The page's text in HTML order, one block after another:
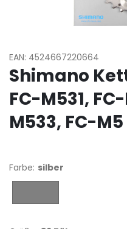
EAN: 4524667220664
Shimano
FC-M531,
M533, FC-M5
Farbe: silber